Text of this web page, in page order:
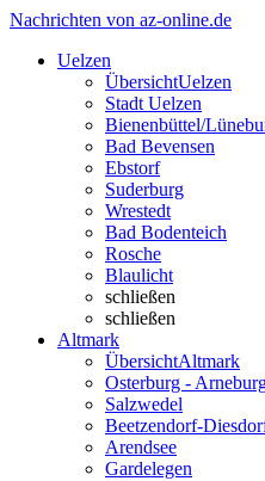
Nachrichten von az-online.de
Uelzen
ÜbersichtUelzen
Stadt Uelzen
Bienenbüttel/
Bad Bevensen
Ebstorf
Suderburg
Wrestedt
Bad Bodenteich
Rosche
Blaulicht
schließen
schließen
Altmark
ÜbersichtAltmark
Osterburg -
Salzwedel
Beetzendorf-
Arendsee
Gardelegen